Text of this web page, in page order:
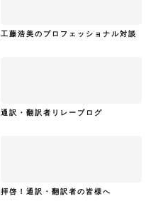
工藤浩美のプロフェッショナル対談
通訳・翻訳者リレーブログ
拝啓！通訳・翻訳者の皆様へ